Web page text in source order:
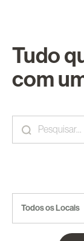
Tudo
com
Todos os Locais